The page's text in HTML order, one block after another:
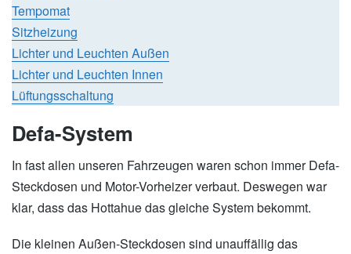
Tempomat
Sitzheizung
Lichter und Leuchten Außen
Lichter und Leuchten Innen
Lüftungsschaltung
Defa-System
In fast allen unseren Fahrzeugen waren schon immer Defa-
Steckdosen und Motor-Vorheizer verbaut. Deswegen war
klar, dass das Hottahue das gleiche System bekommt.
Die kleinen Außen-Steckdosen sind unauffällig das